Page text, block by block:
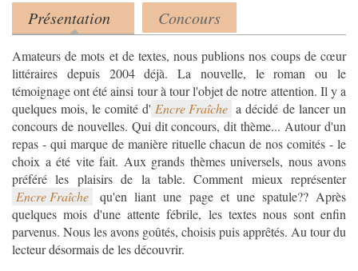
Product tabs
Présentation
(onglet actif)
Concours
Amateurs de mots et de textes, nous publions nos coups de cœur
littéraires depuis 2004 déjà. La nouvelle, le roman ou le
témoignage ont été ainsi tour à tour l'objet de notre attention. Il y a
quelques mois, le comité d' Encre Fraîche a décidé de lancer un
concours de nouvelles. Qui dit concours, dit thème... Autour d'un
repas - qui marque de manière rituelle chacun de nos comités - le
choix a été vite fait. Aux grands thèmes universels, nous avons
Encre Fraîche
qu'en liant une page et une spatule?? Après
quelques mois d'une attente fébrile, les textes nous sont enfin
parvenus. Nous les avons goûtés, choisis puis apprêtés. Au tour du
lecteur désormais de les découvrir.